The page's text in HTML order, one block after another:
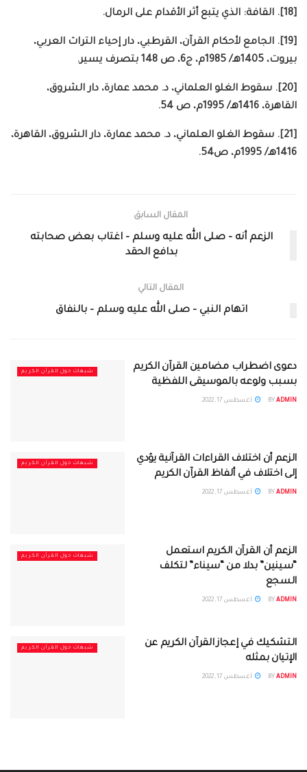
[18]. القافة: الذي يتبع أثر الأقدام على الرمال.
[19]. الجامع لأحكام القرآن، القرطبي، دار إحياء التراث العربي،
بيروت، 1405هـ/ 1985م، ج6، ص 148 بتصرف يسير.
[20]. سقوط الغلو العلماني، د. محمد عمارة، دار الشروق،
القاهرة، 1416هـ/ 1995م، ص 54.
[21]. سقوط الغلو العلماني، د. محمد عمارة، دار الشروق، القاهرة،
1416هـ/ 1995م، ص54.
المقال السابق
الزعم أنه – صلى الله عليه وسلم – اغتاب بعض صحابته
بدافع الحقد
المقال التالي
اتهام النبي – صلى الله عليه وسلم – بالنفاق
شبهات حول القرآن الكريم
دعوى اضطراب مضامين القرآن الكريم
بسبب ولوعه بالموسيقى اللفظية
BY ADMIN أغسطس 17, 2022
شبهات حول القرآن الكريم
الزعم أن اختلاف القراءات القرآنية يؤدي
إلى اختلاف في ألفاظ القرآن الكريم
BY ADMIN أغسطس 17, 2022
شبهات حول القرآن الكريم
الزعم أن القرآن الكريم استعمل
“سينين” بدلا من “سيناء” لتكلف
السجع
BY ADMIN أغسطس 17, 2022
شبهات حول القرآن الكريم
التشكيك في إعجاز القرآن الكريم عن
الإتيان بمثله
BY ADMIN أغسطس 17, 2022